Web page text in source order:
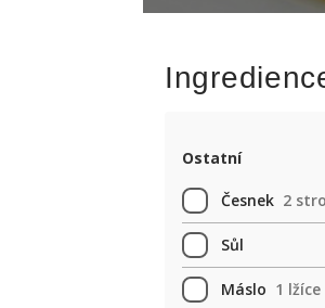
Ostatní
Česnek 2
Sůl
Máslo 1 lžíce